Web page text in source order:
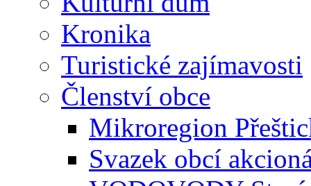
Kronika
Turistické zajímavosti
Členství obce
Mikroregion
Svazek obcí